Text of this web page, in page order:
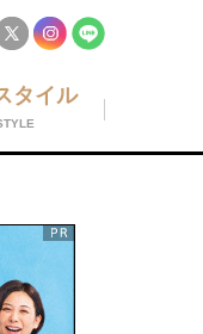
タイル